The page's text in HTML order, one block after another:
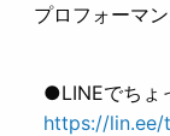
プロフォーマ
●LINEでちょ
https://